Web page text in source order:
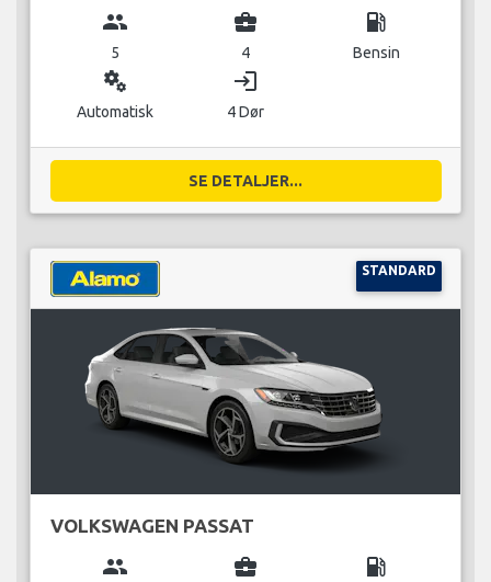
group
5
business_center
4
local_gas_station
Bensin
miscellaneous_services
Automatisk
login
4 Dør
SE DETALJER...
STANDARD
VOLKSWAGEN PASSAT
group business_center local_gas_station